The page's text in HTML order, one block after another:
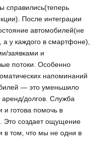
справились(теперь
После интеграции
автомобилей(не
у каждого в смартфоне),
заявками и
потоки. Особенно
напоминаний
— это уменьшило
аренд/долгов. Служба
и готова помочь в
Это создает ощущение
в том, что мы не одни в